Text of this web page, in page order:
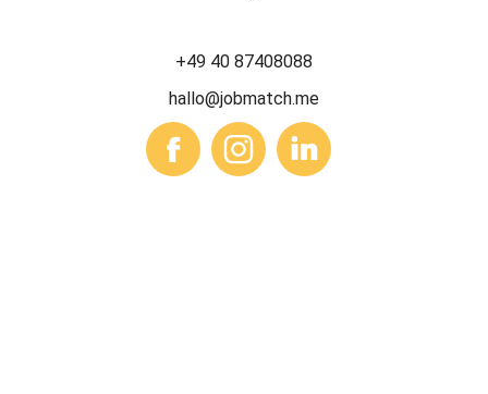
+49 40 87408088
hallo@jobmatch.me